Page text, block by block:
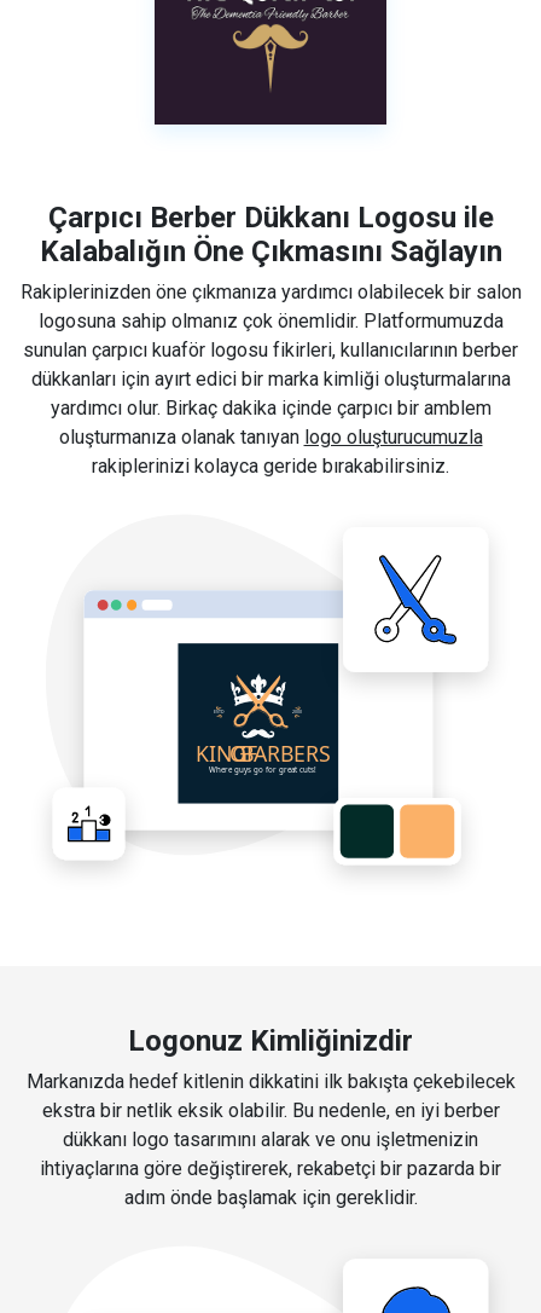
Çarpıcı Berber Dükkanı Logosu ile
Kalabalığın Öne Çıkmasını Sağlayın
Rakiplerinizden öne çıkmanıza yardımcı olabilecek bir salon
logosuna sahip olmanız çok önemlidir. Platformumuzda
sunulan çarpıcı kuaför logosu fikirleri, kullanıcılarının berber
dükkanları için ayırt edici bir marka kimliği oluşturmalarına
yardımcı olur. Birkaç dakika içinde çarpıcı bir amblem
oluşturmanıza olanak tanıyan logo oluşturucumuzla
rakiplerinizi kolayca geride bırakabilirsiniz.
Logonuz Kimliğinizdir
Markanızda hedef kitlenin dikkatini ilk bakışta çekebilecek
ekstra bir netlik eksik olabilir. Bu nedenle, en iyi berber
dükkanı logo tasarımını alarak ve onu işletmenizin
ihtiyaçlarına göre değiştirerek, rekabetçi bir pazarda bir
adım önde başlamak için gereklidir.